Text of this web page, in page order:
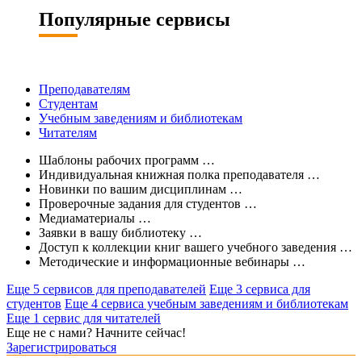
Популярные сервисы
Преподавателям
Студентам
Учебным заведениям и библиотекам
Читателям
Шаблоны рабочих программ …
Индивидуальная книжная полка преподавателя …
Новинки по вашим дисциплинам …
Проверочные задания для студентов …
Медиаматериалы …
Заявки в вашу библиотеку …
Доступ к коллекции книг вашего учебного заведения …
Методические и информационные вебинары …
Еще 5 сервисов для преподавателей Еще 3 сервиса для
студентов Еще 4 сервиса учебным заведениям и библиотекам
Еще 1 сервис для читателей
Еще не с нами? Начните сейчас!
Зарегистрироваться